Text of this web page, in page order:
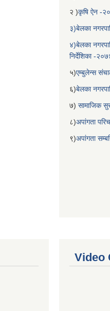
२ )कृषि ऐन -
३)बेलका
४)बेलका
निर्देशिका -
५)एम्बुलेन्स
६)बेलका
७) सामाजिक
८)अपांगता
९)अपांगता
Video